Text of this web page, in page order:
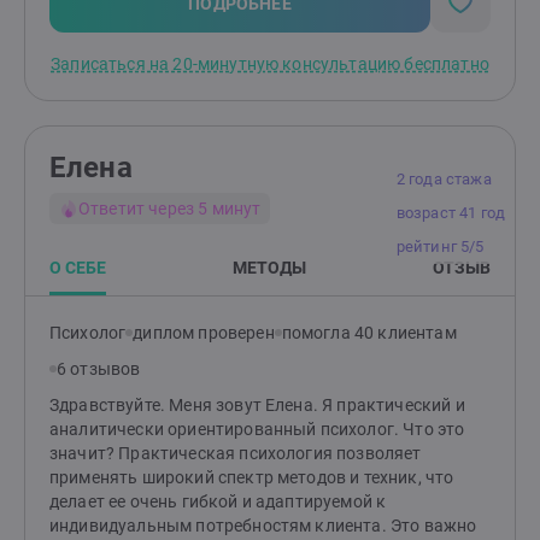
возникших трудностей и найти эффективные способы
отношения и понять своего ребенка.
Записаться на 20-минутную консультацию бесплатно
2 года стажа
возраст 41 год
рейтинг 5/5
Елена
Ответит через 5 минут
О СЕБЕ МЕТОДЫ ОТЗЫВ
Психолог диплом проверен помогла 40 клиентам
6 отзывов
Здравствуйте. Меня зовут Елена. Я практический и
аналитически ориентированный психолог. Что это
значит? Практическая психология позволяет
применять широкий спектр методов и техник, что
делает ее очень гибкой и адаптируемой к
индивидуальным потребностям клиента. Это важно